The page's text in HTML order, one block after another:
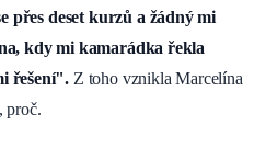
přes deset kurzů a žádný mi
kdy mi kamarádka řekla
řešení". Z toho vznikla Marcelína
proč.